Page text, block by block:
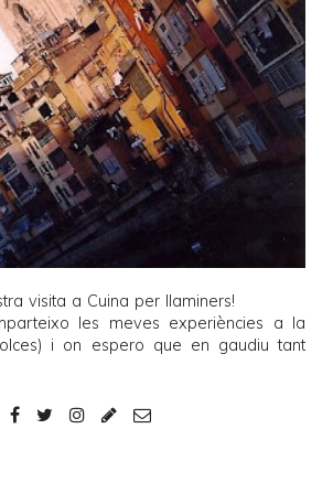
visita a Cuina per llaminers!
les meves experiències a la
i on espero que en gaudiu tant